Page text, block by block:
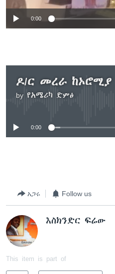
0:00
by የአሜሪካ ድምፅ
No media source
0:00
አጋሩ Follow us
እስክንድር ፍሬው
This item is part of